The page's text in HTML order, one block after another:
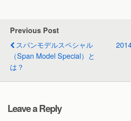
Previous Post
スパンモデルスペシャル
（Span Model Special）と
は？
Leave a Reply